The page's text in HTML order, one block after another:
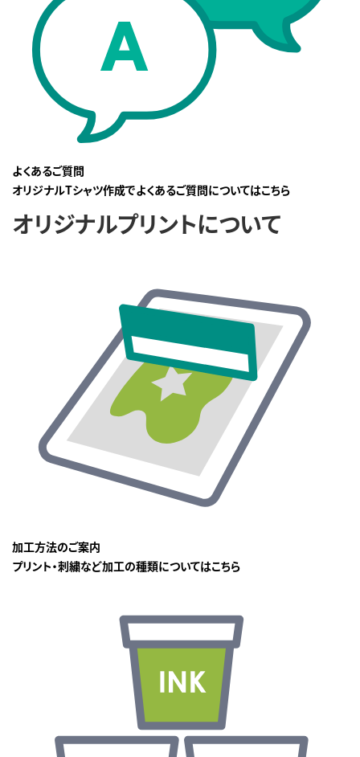
よくあるご質問
オリジナルTシャツ作成でよくあるご質問についてはこちら
オリジナルプリントについて
加工方法のご案内
プリント・刺繍など加工の種類についてはこちら